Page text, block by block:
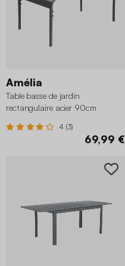
Amélia
Table basse de jardin
rectangulaire acier 90cm
4 (3)
69,99 €